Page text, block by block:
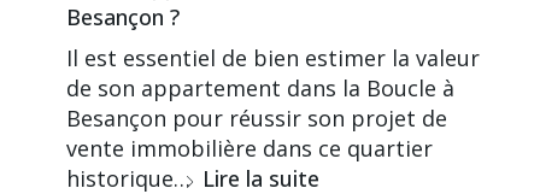
Besançon ?
Il est essentiel de bien estimer la valeur
de son appartement dans la Boucle à
Besançon pour réussir son projet de
vente immobilière dans ce quartier
historique… Lire la suite